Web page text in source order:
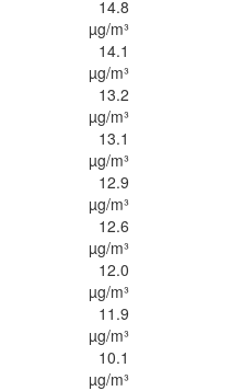
14.8
µg/m³
14.1
µg/m³
13.2
µg/m³
13.1
µg/m³
12.9
µg/m³
12.6
µg/m³
12.0
µg/m³
11.9
µg/m³
10.1
µg/m³